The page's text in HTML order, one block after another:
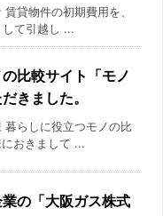
貸物件の初期費用を、
て引越し ...
比較サイト「モノ
きました。
暮らしに役立つモノの比
おきまして ...
の「大阪ガス株式